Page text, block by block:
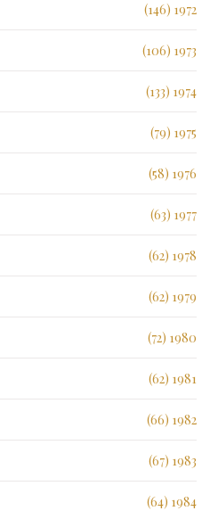
1972 (146)
1973 (106)
1974 (133)
1975 (79)
1976 (58)
1977 (63)
1978 (62)
1979 (62)
1980 (72)
1981 (62)
1982 (66)
1983 (67)
1984 (64)